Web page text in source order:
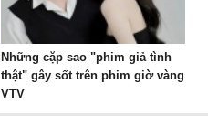
Những cặp sao "phim giả tình
thật" gây sốt trên phim giờ vàng
VTV